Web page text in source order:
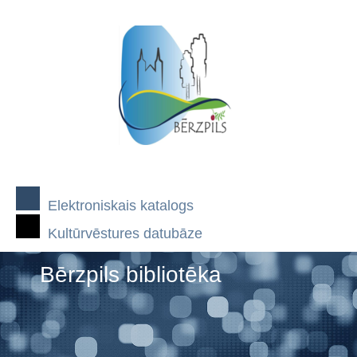
Elektroniskais katalogs
Kultūrvēstures datubāze
Bērzpils bibliotēka